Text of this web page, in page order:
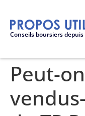
Conseils boursiers depuis
Peut-